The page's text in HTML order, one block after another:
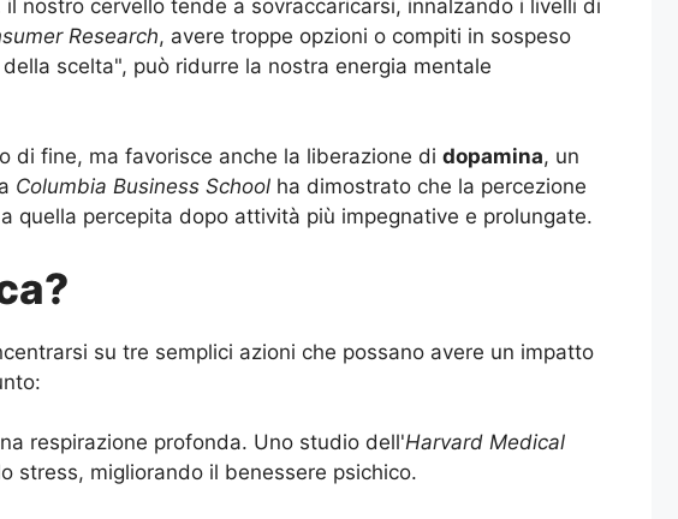
nostro cervello tende a sovraccaricarsi, innalzando i livelli di
Research, avere troppe opzioni o compiti in sospeso
scelta", può ridurre la nostra energia mentale
di fine, ma favorisce anche la liberazione di dopamina, un
Columbia Business School ha dimostrato che la percezione
percepita dopo attività più impegnative e prolungate.
su tre semplici azioni che possano avere un impatto
respirazione profonda. Uno studio dell'Harvard Medical
stress, migliorando il benessere psichico.